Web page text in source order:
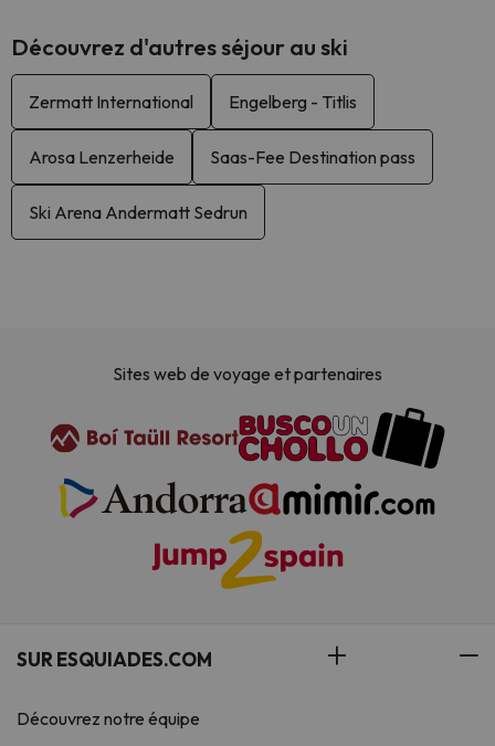
Découvrez d'autres séjour au ski
Zermatt International Engelberg - Titlis
Arosa Lenzerheide Saas-Fee Destination pass
Ski Arena Andermatt Sedrun
Sites web de voyage et partenaires
SUR ESQUIADES.COM
Découvrez notre équipe